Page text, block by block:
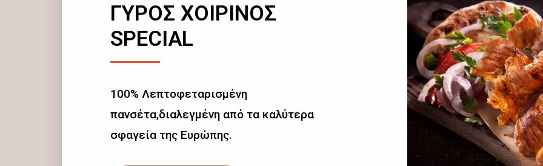
ΓΥΡΟΣ ΧΟΙΡΙΝΟΣ
SPECIAL
100% Λεπτοφεταρισμένη
πανσέτα,διαλεγμένη από τα καλύτερα
σφαγεία της Ευρώπης.